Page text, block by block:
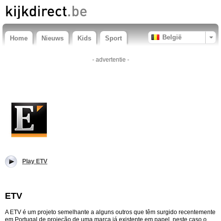
Home Nieuws Kids Sport België
- advertentie -
Play ETV
ETV
A ETV é um projeto semelhante a alguns outros que têm surgido recentemente
em Portugal de projeção de uma marca já existente em papel, neste caso o